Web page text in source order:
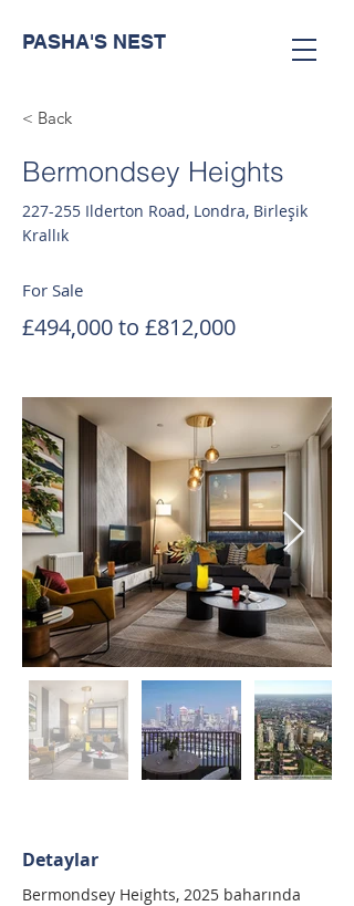
PASHA'S NEST
< Back
Bermondsey Heights
227-255 Ilderton Road, Londra, Birleşik
Krallık
For Sale
£494,000 to £812,000
Detaylar
Bermondsey Heights, 2025 baharında